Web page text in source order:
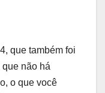
que também foi
não há
o que você